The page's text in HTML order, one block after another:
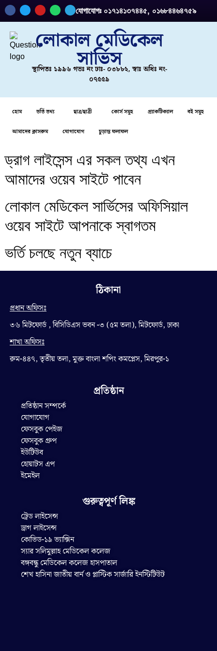
যোগাযোগঃ ০১৭১৪১৩৭৪৪৫, ০১৬৮৪৪৬৪৭৫৯
লোকাল মেডিকেল
সার্ভিস
স্থাপিতঃ ১৯৯৬ গভঃ নং ঢাঃ- ০৩৮৮২, স্বাঃ অধিঃ নং-
০৭৫৫৯
হোম ভর্তি তথ্য ছাত্র/ছাত্রী কোর্স সমূহ প্র্যাকটিক্যাল বই সমূহ
আমাদের ক্লাসরুম যোগাযোগ চুড়ান্ত ফলাফল
ড্রাগ লাইসেন্স এর সকল তথ্য এখন
আমাদের ওয়েব সাইটে পাবেন
লোকাল মেডিকেল সার্ভিসের অফিসিয়াল
ওয়েব সাইটে আপনাকে স্বাগতম
ভর্তি চলছে নতুন ব্যাচে
ঠিকানা
প্রধান অফিসঃ
৩৬ মিটফোর্ড , বিসিডিএস ভবন -৩ (৫ম তলা), মিটফোর্ড, ঢাকা
শাখা অফিসঃ
রুম-৪৪৭, তৃতীয় তলা, মুক্ত বাংলা শপিং কমপ্লেস, মিরপুর-১
প্রতিষ্ঠান
প্রতিষ্ঠান সম্পর্কে
যোগাযোগ
ফেসবুক পেইজ
ফেসবুক গ্রুপ
ইউটিউব
হোয়াটস এপ
ইমেইল
গুরুত্বপূর্ণ লিঙ্ক
ট্রেড লাইসেন্স
ড্রাগ লাইসেন্স
কোভিড-১৯ ভ্যাক্সিন
স্যার সলিমুল্লাহ মেডিকেল কলেজ
বঙ্গবন্ধু মেডিকেল কলেজ হাসপাতাল
শেখ হাসিনা জাতীয় বার্ন ও প্লাস্টিক সার্জারি ইনস্টিটিউট